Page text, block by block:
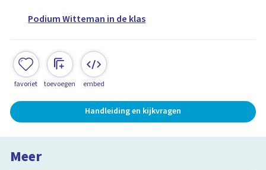
Podium Witteman in de klas
favoriet toevoegen embed
Handleiding en kijkvragen
Meer